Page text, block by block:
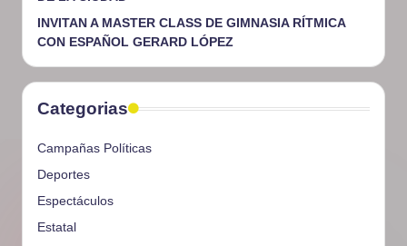
INVITAN A MASTER CLASS DE GIMNASIA RÍTMICA
CON ESPAÑOL GERARD LÓPEZ
Categorias
Campañas Políticas
Deportes
Espectáculos
Estatal